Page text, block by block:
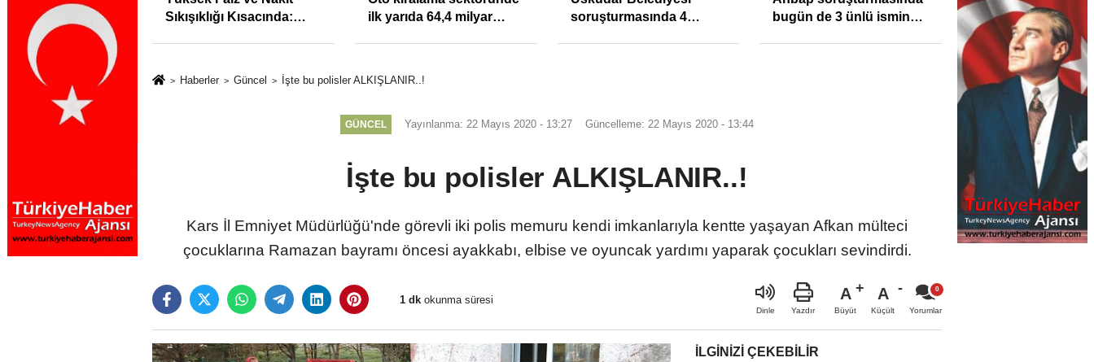
%31,75;
%50,49 olarak
Sıkışıklığı Kısacında:
ilk yarıda 64,4 milyar
soruşturmasında 4
bugün de 3 ünlü ismin
Haberler Güncel İşte bu polisler ALKIŞLANIR..!
GÜNCEL Yayınlanma: 22 Mayıs 2020 - 13:27 Güncelleme: 22 Mayıs 2020 - 13:44
İşte bu polisler ALKIŞLANIR..!
Kars İl Emniyet Müdürlüğü'nde görevli iki polis memuru kendi imkanlarıyla kentte yaşayan Afkan mülteci
çocuklarına Ramazan bayramı öncesi ayakkabı, elbise ve oyuncak yardımı yaparak çocukları sevindirdi.
1 dk okunma süresi
Dinle Yazdır
A
Büyüt
A
Küçült Yorumlar
İLGINIZI ÇEKEBILIR